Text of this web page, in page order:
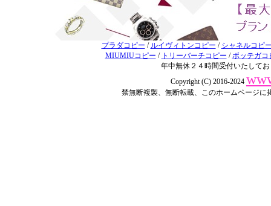
プラダコピー / ルイヴィトンコピー / シャネルコピ
MIUMIUコピー / トリーバーチコピー /ボッテガコ
年中無休２４時間受付いたして
Copyright (C) 2016-2024
禁無断複製、無断転載、このホームページ